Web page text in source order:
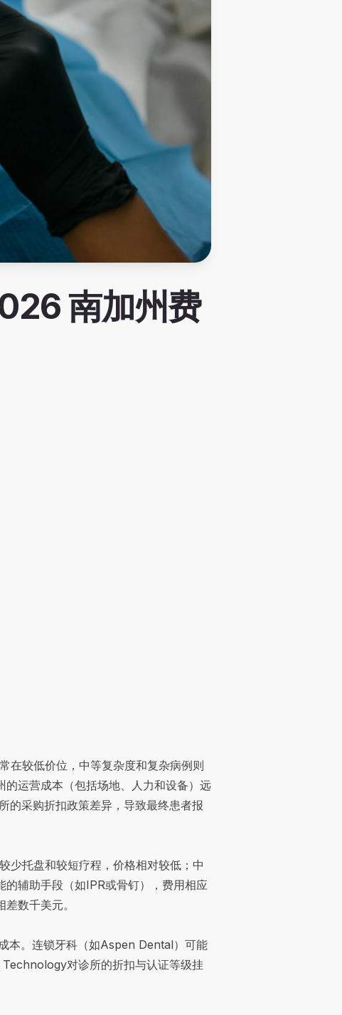
南加州费
在较低价位，中等复杂度和复杂病例则
运营成本（包括场地、人力和设备）远
的采购折扣政策差异，导致最终患者报
少托盘和较短疗程，价格相对较低；中
辅助手段（如IPR或骨钉），费用相应
数千美元。
本。连锁牙科（如Aspen Dental）可能
对诊所的折扣与认证等级挂